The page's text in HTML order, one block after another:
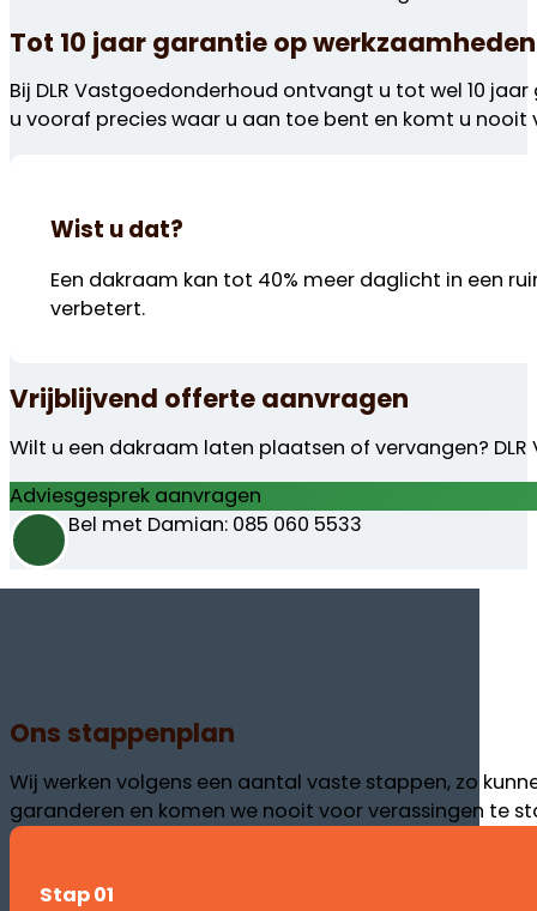
Tot 10 jaar garantie op werkzaamheden
Bij DLR Vastgoedonderhoud ontvangt u tot wel 10
u vooraf precies waar u aan toe bent en komt u nooit
Wist u dat?
Een dakraam kan tot 40% meer daglicht in een
verbetert.
Vrijblijvend offerte aanvragen
Wilt u een dakraam laten plaatsen of vervangen?
Adviesgesprek aanvragen
Bel met Damian: 085 060 5533
Ons stappenplan
Wij werken volgens een aantal vaste stappen, zo
garanderen en komen we nooit voor verassingen te
Stap 01